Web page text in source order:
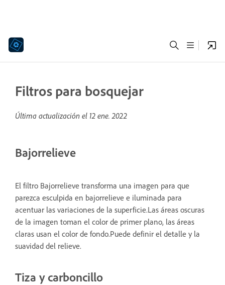
Filtros para bosquejar
Última actualización el 12 ene. 2022
Bajorrelieve
El filtro Bajorrelieve transforma una imagen para que
parezca esculpida en bajorrelieve e iluminada para
acentuar las variaciones de la superficie.Las áreas oscuras
de la imagen toman el color de primer plano, las áreas
claras usan el color de fondo.Puede definir el detalle y la
suavidad del relieve.
Tiza y carboncillo